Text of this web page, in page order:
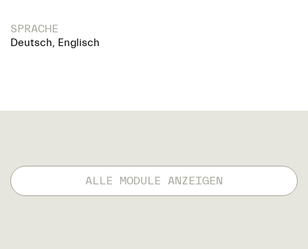
SPRACHE
Deutsch, Englisch
ALLE MODULE ANZEIGEN